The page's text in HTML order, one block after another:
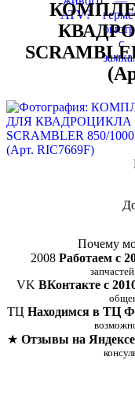
Почему
2008 Работаем с
VK ВКонтакте с
ТЦ Находимся в ТЦ
★ Отзывы на Яндексе